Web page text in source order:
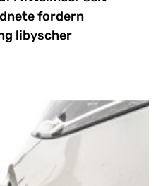
fordern
libyscher